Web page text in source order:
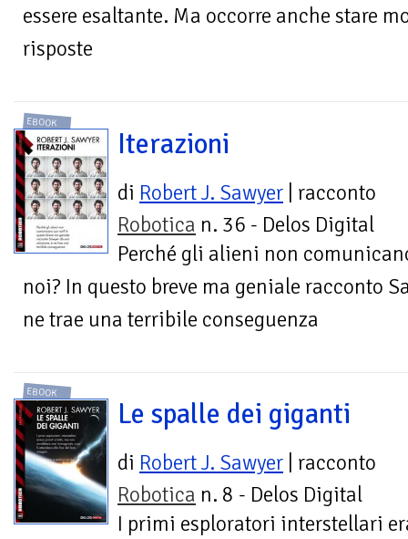
essere esaltante. Ma occorre anche stare
risposte
EBOOK
Iterazioni
di Robert J. Sawyer | racconto
Robotica n. 36 - Delos Digital
Perché gli alieni non
noi? In questo breve ma geniale racconto
ne trae una terribile conseguenza
EBOOK
Le spalle dei giganti
di Robert J. Sawyer | racconto
Robotica n. 8 - Delos Digital
I primi esploratori interstellari